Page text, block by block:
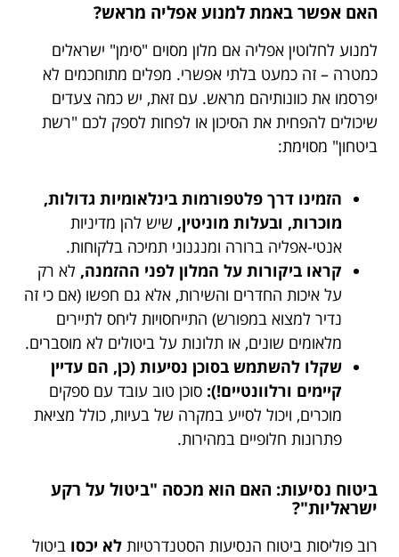
האם אפשר באמת למנוע אפליה מראש?
למנוע לחלוטין אפליה אם מלון מסוים "סימן" ישראלים
כמטרה – זה כמעט בלתי אפשרי. מפלים מתוחכמים לא
יפרסמו את כוונותיהם מראש. עם זאת, יש כמה צעדים
שיכולים להפחית את הסיכון או לפחות לספק לכם "רשת
ביטחון" מסוימת:
הזמינו דרך פלטפורמות בינלאומיות גדולות,
מוכרות, ובעלות מוניטין, שיש להן מדיניות
אנטי-אפליה ברורה ומנגנוני תמיכה בלקוחות.
קראו ביקורות על המלון לפני ההזמנה, לא רק
על איכות החדרים והשירות, אלא גם חפשו (אם כי זה
נדיר למצוא במפורש) התייחסויות ליחס לתיירים
מלאומים שונים, או תלונות על ביטולים לא מוסברים.
שקלו להשתמש בסוכן נסיעות (כן, הם עדיין
קיימים ורלוונטיים!): סוכן טוב עובד עם ספקים
מוכרים, ויכול לסייע במקרה של בעיות, כולל מציאת
פתרונות חלופיים במהירות.
ביטוח נסיעות: האם הוא מכסה "ביטול על רקע
ישראליות"?
רוב פוליסות ביטוח הנסיעות הסטנדרטיות לא יכסו ביטול